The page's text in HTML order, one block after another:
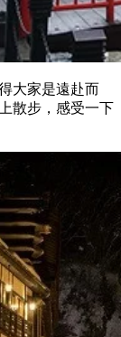
大家是遠赴而
散步，感受一下